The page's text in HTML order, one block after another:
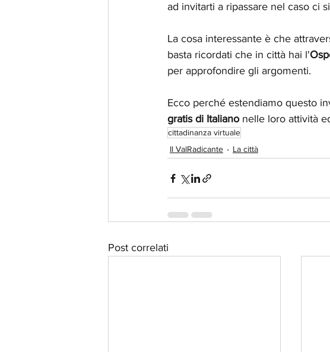
ad invitarti a ripassare nel caso ci
La cosa interessante è che
basta ricordati che in città hai l'
per approfondire gli argomenti.
Ecco perché estendiamo questo
gratis di Italiano nelle loro attività
cittadinanza virtuale
Il ValRadicante
La città
Post correlati